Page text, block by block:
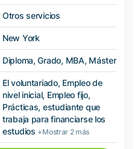
Otros servicios
New York
Diploma, Grado, MBA, Máster
El voluntariado, Empleo de
nivel inicial, Empleo fijo,
Prácticas, estudiante que
trabaja para financiarse los
estudios +Mostrar 2 más